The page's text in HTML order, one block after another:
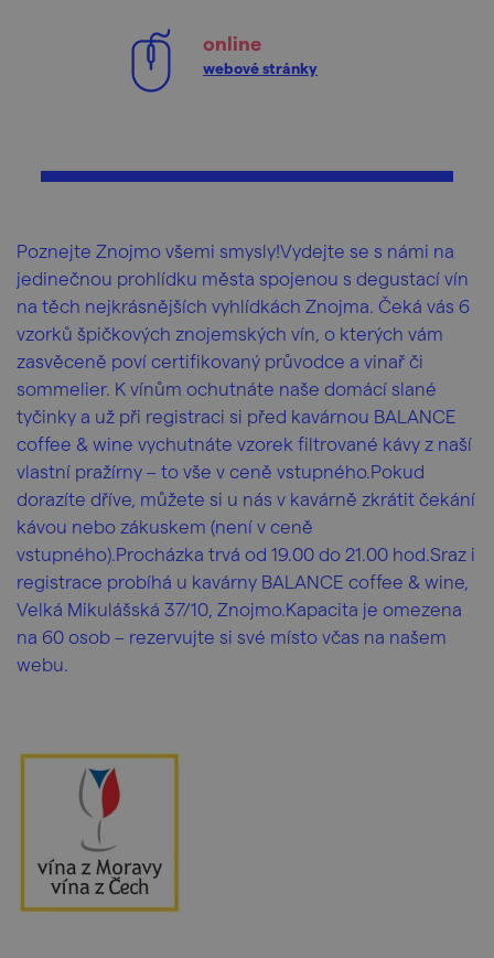
online
webové stránky
Poznejte Znojmo všemi smysly!Vydejte se s námi na
jedinečnou prohlídku města spojenou s degustací vín
na těch nejkrásnějších vyhlídkách Znojma. Čeká vás 6
vzorků špičkových znojemských vín, o kterých vám
zasvěceně poví certifikovaný průvodce a vinař či
sommelier. K vínům ochutnáte naše domácí slané
tyčinky a už při registraci si před kavárnou BALANCE
coffee & wine vychutnáte vzorek filtrované kávy z naší
vlastní pražírny – to vše v ceně vstupného.Pokud
dorazíte dříve, můžete si u nás v kavárně zkrátit čekání
kávou nebo zákuskem (není v ceně
vstupného).Procházka trvá od 19.00 do 21.00 hod.Sraz i
registrace probíhá u kavárny BALANCE coffee & wine,
Velká Mikulášská 37/10, Znojmo.Kapacita je omezena
na 60 osob – rezervujte si své místo včas na našem
webu.